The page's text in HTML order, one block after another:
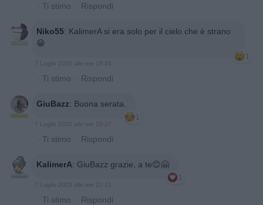
· Ti stimo · Rispondi
Niko55: KalimerA si era solo per il cielo che è strano
😁
1
7 Luglio 2025 alle ore 19:24
· Ti stimo · Rispondi
GiuBazz: Buona serata.
1
7 Luglio 2025 alle ore 20:37
· Ti stimo · Rispondi
KalimerA: GiuBazz grazie, a te😊🤗
1
7 Luglio 2025 alle ore 22:21
· Ti stimo · Rispondi